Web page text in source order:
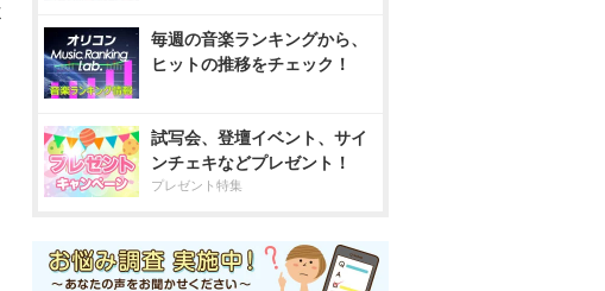
毎週の音楽ランキングから、
ヒットの推移をチェック！
試写会、登壇イベント、サイ
ンチェキなどプレゼント！
プレゼント特集